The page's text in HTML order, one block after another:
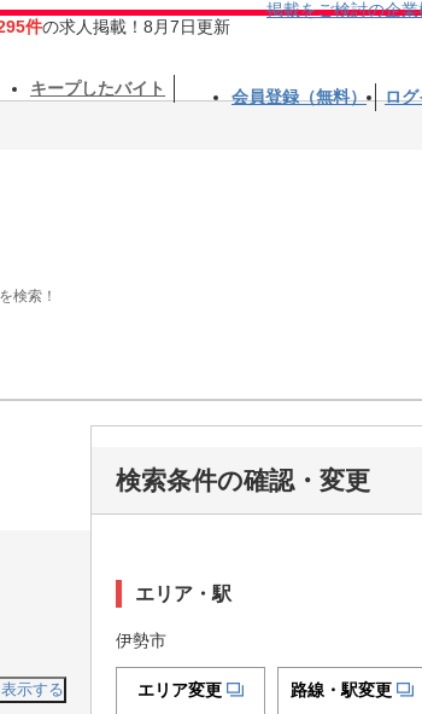
件の求人掲載！8月7日更新
掲載をご検討の企業
キープしたバイト 会員登録（無料） ログ
検索！
示する
検索条件の確認・変更
エリア・駅
伊勢市
エリア変更 路線・駅変更